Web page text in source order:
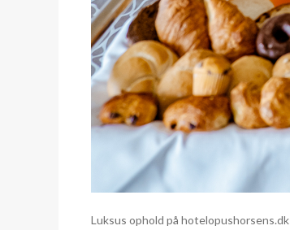
Luksus ophold på hotelopushorsens.dk